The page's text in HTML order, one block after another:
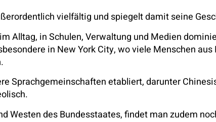
vielfältig und spiegelt damit seine
Alltag, in Schulen, Verwaltung und Medien
in New York City, wo viele Menschen
Sprachgemeinschaften etabliert, darunter
Westen des Bundesstaates, findet man zudem